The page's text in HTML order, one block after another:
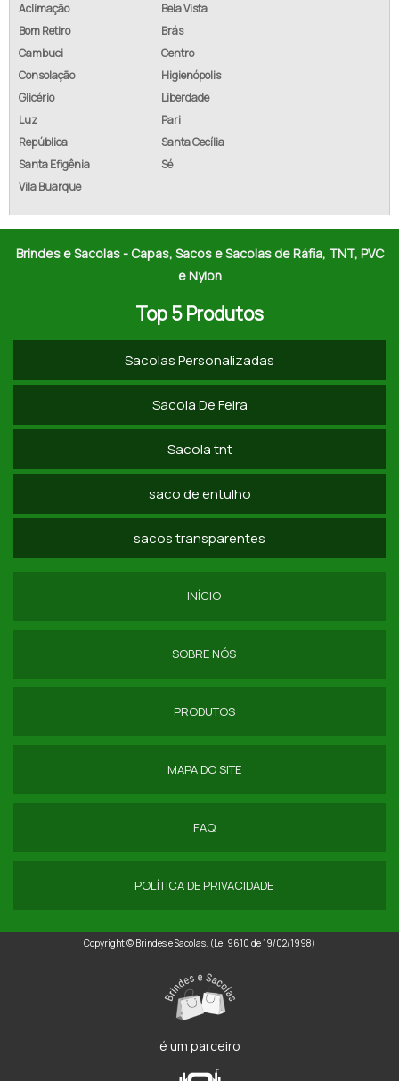
COMPRAR CAPAS DE CADEIRAS PARA BUFFET
CAPA PARA CADEIRA DE PLASTICO PARA CASAMENTO
CAPA PARA CADEIRA DE FESTA PARA ALUGAR
CAPA DE CADEIRA DE HELANCA PREÇO
CAPA DE CADEIRA EM HELANCA
CAPA PARA CADEIRA DE FESTA HELANCA
FABRICANTE DE CAPA DE CADEIRA HELANCA
FORNECEDOR DE CAPA PARA CADEIRA HELANCA
COMPRAR CAPA DE CADEIRA HELANCA
CAPA DE CADEIRA PARA FESTA SP
COMPRAR CAPA DE CADEIRA PERSONALIZADA
CAPA DE CADEIRA PARA BUFFET PREÇO
EMPRESA DE CAPA PARA CADEIRA IMPERMEÁVEL
FORNECEDOR DE CAPAS DE CADEIRAS PARA EVENTOS
CAPA DE CADEIRA EM TNT SP
Aclimação
Bela Vista
Bom Retiro
Brás
Cambuci
Centro
Consolação
Higienópolis
Glicério
Liberdade
Luz
Pari
República
Santa Cecília
Santa Efigênia
Sé
Vila Buarque
Brindes e Sacolas - Capas, Sacos e Sacolas de Ráfia, TNT, PVC
e Nylon
Top 5 Produtos
Sacolas Personalizadas
Sacola De Feira
Sacola tnt
saco de entulho
sacos transparentes
INÍCIO
SOBRE NÓS
PRODUTOS
MAPA DO SITE
FAQ
POLÍTICA DE PRIVACIDADE
Copyright © Brindes e Sacolas. (Lei 9610 de 19/02/1998)
é um parceiro